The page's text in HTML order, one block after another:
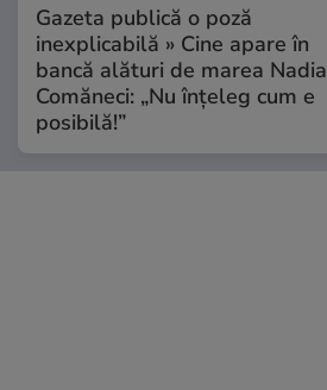
Gazeta publică o poză
inexplicabilă » Cine apare în
bancă alături de marea Nadia
Comăneci: „Nu înțeleg cum e
posibilă!”